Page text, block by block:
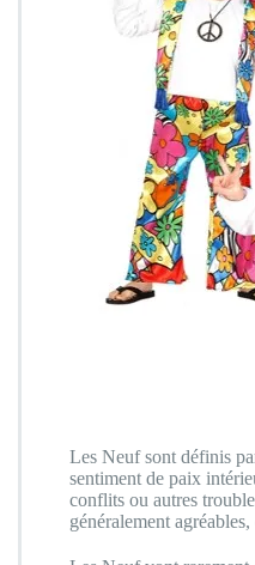
Les Neuf sont définis
sentiment de paix
conflits ou autres
généralement